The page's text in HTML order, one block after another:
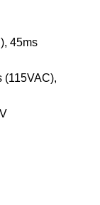
45ms
(115VAC),